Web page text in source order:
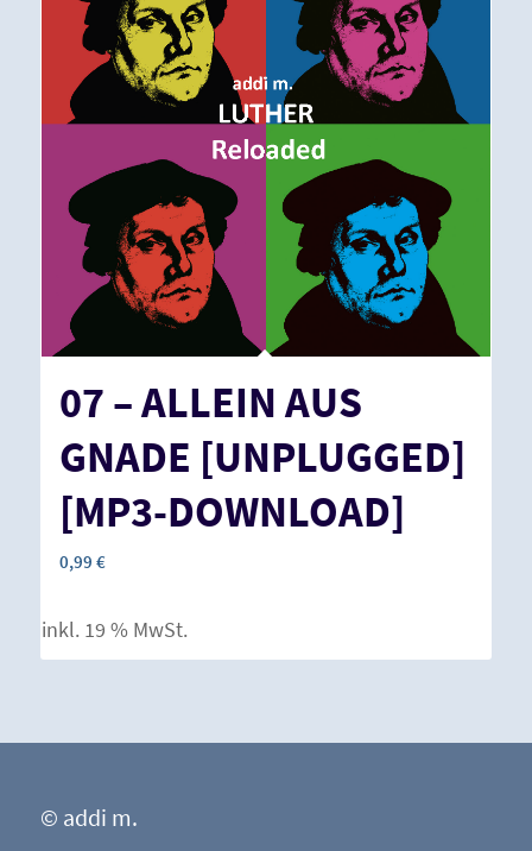
07 – ALLEIN AUS
GNADE [UNPLUGGED]
[MP3-DOWNLOAD]
0,99 €
inkl. 19 % MwSt.
© addi m.